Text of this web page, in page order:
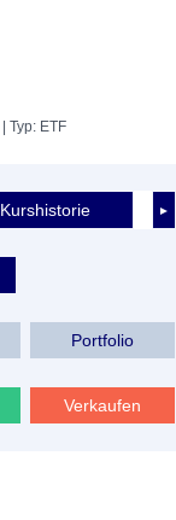
| Typ: ETF
►
Kurshistorie
Portfolio
Verkaufen